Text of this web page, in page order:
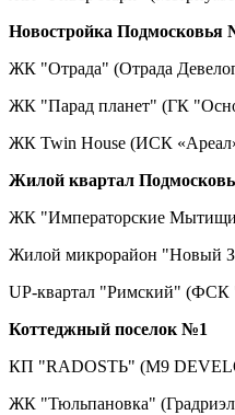
Новостройка Подмосковья
ЖК "Отрада" (Отрада
ЖК "Парад планет" (ГК
ЖК Twin House (ИСК
Жилой квартал
ЖК "Императорские
Жилой микрорайон "Новый
UP-квартал "Римский" (ФСК
Коттеджный поселок №1
КП "RADOSTЬ" (M9
ЖК "Тюльпановка"